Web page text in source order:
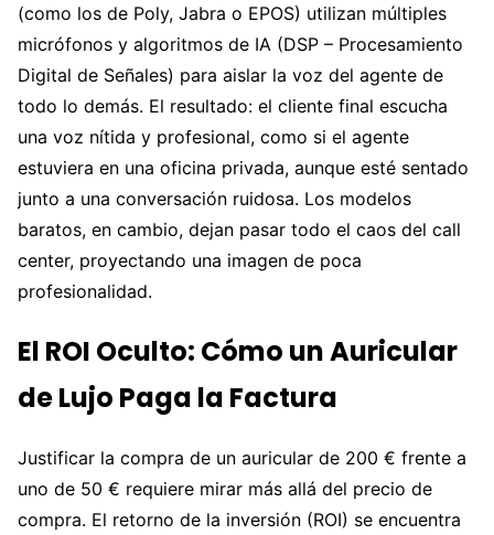
(como los de Poly, Jabra o EPOS) utilizan múltiples
micrófonos y algoritmos de IA (DSP – Procesamiento
Digital de Señales) para aislar la voz del agente de
todo lo demás. El resultado: el cliente final escucha
una voz nítida y profesional, como si el agente
estuviera en una oficina privada, aunque esté sentado
junto a una conversación ruidosa. Los modelos
baratos, en cambio, dejan pasar todo el caos del call
center, proyectando una imagen de poca
profesionalidad.
El ROI Oculto: Cómo un Auricular
de Lujo Paga la Factura
Justificar la compra de un auricular de 200 € frente a
uno de 50 € requiere mirar más allá del precio de
compra. El retorno de la inversión (ROI) se encuentra